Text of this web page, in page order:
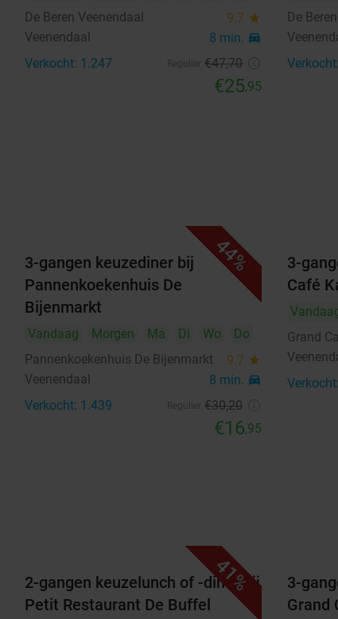
De Beren Veenendaal
9.7 star
Veenendaal 8 min. directions_car
Verkocht: 1.247 €47,70
€25,95
De
44%
3-gangen keuzediner bij
Pannenkoekenhuis De
Bijenmarkt
Vandaag Morgen Ma Di Wo
Do
Pannenkoekenhuis De Bijenmarkt
9.7 star
Veenendaal 8 min. directions_car
Verkocht: 1.439 €30,20
€16,95
3-
Café
Grand
41%
2-gangen keuzelunch of -diner bij
Petit Restaurant De Buffel
3-
Grand
24 25 26 27 30
19
21 22 23 24 25 26 27
28
oktober 2026
Ma
Di Wo Do Vr Za Zo
3
10 11
31
Highlights